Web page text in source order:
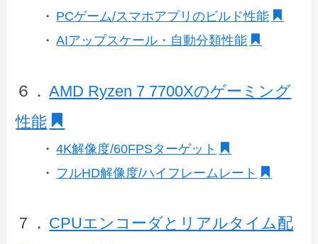
・ PCゲーム/スマホアプリのビルド性能
・ AIアップスケール・自動分類性能
６． AMD Ryzen 7 7700Xのゲーミング
性能
・ 4K解像度/60FPSターゲット
・ フルHD解像度/ハイフレームレート
７． CPUエンコーダとリアルタイム配